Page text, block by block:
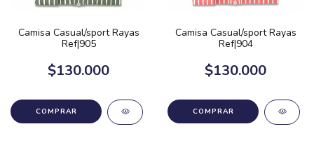
Camisa Casual/sport Rayas
Ref|905
$130.000
COMPRAR
Camisa Casual/sport Rayas
Ref|904
$130.000
COMPRAR